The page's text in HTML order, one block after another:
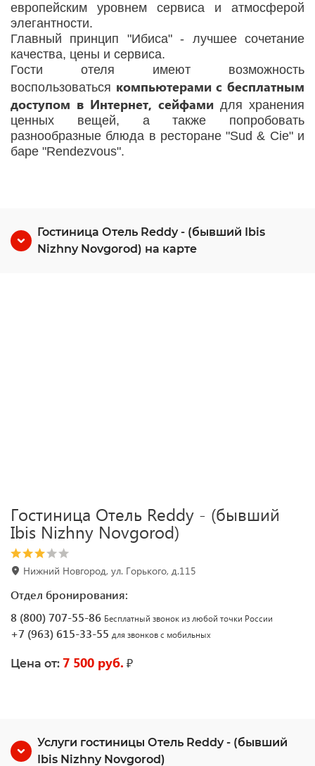
европейским уровнем сервиса и атмосферой
элегантности.
Главный принцип "Ибиса" - лучшее сочетание
качества, цены и сервиса.
Гости отеля имеют возможность
воспользоваться компьютерами с бесплатным
доступом в Интернет, сейфами для хранения
ценных вещей, а также попробовать
разнообразные блюда в ресторане "Sud & Cie" и
баре "Rendezvous".
Гостиница Отель Reddy - (бывший Ibis
Nizhny Novgorod) на карте
Гостиница Отель Reddy - (бывший
Ibis Nizhny Novgorod)
Нижний Новгород, ул. Горького, д.115
Отдел бронирования:
8 (800) 707-55-86 Бесплатный звонок из любой точки России
+7 (963) 615-33-55 для звонков с мобильных
Цена от: 7 500 руб. ₽
Услуги гостиницы Отель Reddy - (бывший
Ibis Nizhny Novgorod)